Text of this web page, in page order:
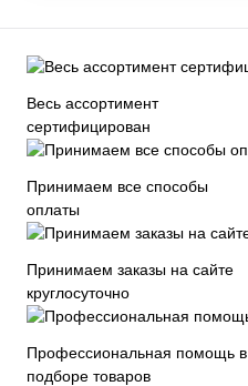
Весь ассортимент
сертифицирован
Принимаем все способы
оплаты
Принимаем заказы на сайте
круглосуточно
Профессиональная помощь в
подборе товаров